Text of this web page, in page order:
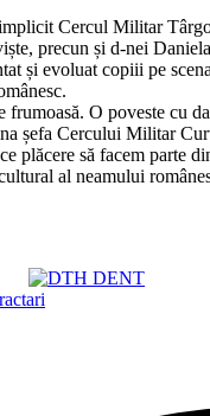
Cercul Militar
precun și d-nei
și evoluat copiii pe
O poveste cu
șefa Cercului Militar
plăcere să facem
al neamului